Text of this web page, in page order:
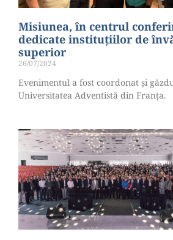
Misiunea, în centrul
dedicate instituțiilor de
superior
26/07/2024
Evenimentul a fost coordonat și
Universitatea Adventistă din Franța.